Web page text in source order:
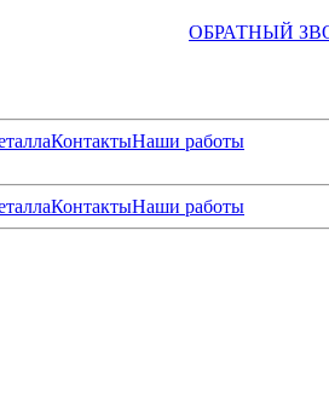
ОБРАТНЫЙ
КонтактыНаши работы
КонтактыНаши работы